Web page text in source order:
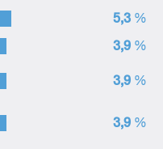
5,3 %
3,9 %
3,9 %
3,9 %